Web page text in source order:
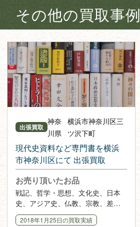
その他の買取事例
出張買取
神奈
川県
横浜市神奈川区三
ツ沢下町
現代史資料など専門書を横浜
市神奈川区にて 出張買取
お売り頂いたお品
戦記、哲学・思想、文化史、日本
史、アジア史、仏教、宗教、差
別、法律、横浜市史、学術系文庫
2018年1月25日の買取実績